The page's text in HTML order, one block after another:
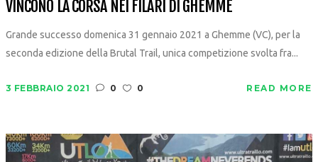
VINCONO LA CORSA NEI FILARI DI GHEMME
Grande successo domenica 31 gennaio 2021 a Ghemme (VC), per la
seconda edizione della Brutal Trail, unica competizione svolta fra...
3 FEBBRAIO 2021 0 0 READ MORE